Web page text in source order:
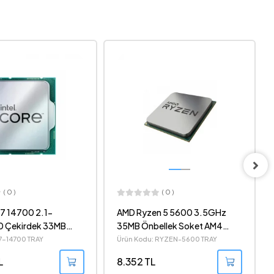
( 0 )
5 5600 3.5GHz
Soket AM4
İşlemci
5600 TRAY
( 0 )
AMD Ryzen 5 Pro 5650GE
4.40GHz 16MB Cache 6
Çekirdek Soket AM4 7nm Tray
Ürün Kodu: 5650GE TRAY
10.320 TL